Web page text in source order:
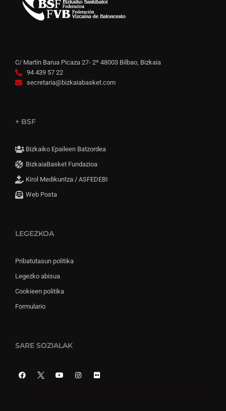
C/ Martín Barua Picaza 27- 2º 48003 Bilbao, Bizkaia
94 439 57 22
secretaria@bizkaiabasket.com
+ BSF
Bizkaiko Epaileen Batzordea
BizkaiaBasket Fundazioa
Kirol Medikuntza / ASFEDEBI
Web Posta
LEGEZKOA
Pribatutasun politika
Legezko abisua
Cookieen politika
Formulario
SARE SOZIALAK